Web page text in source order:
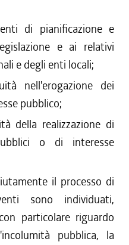
di pianificazione e
e ai relativi
e degli enti locali;
nell'erogazione dei
pubblico;
della realizzazione di
o di interesse
il processo di
sono individuati,
particolare riguardo
pubblica, la